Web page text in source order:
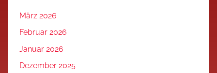
März 2026
Februar 2026
Januar 2026
Dezember 2025